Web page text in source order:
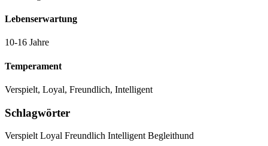
Lebenserwartung
10-16 Jahre
Temperament
Verspielt, Loyal, Freundlich, Intelligent
Schlagwörter
VerspieltLoyal Freundlich IntelligentBegleithund